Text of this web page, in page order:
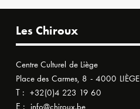
Les Chiroux
Centre Culturel de Liège
Place des Carmes, 8 - 4000 LIÈGE
T : +32(0)4 223 19 60
E : info@chiroux.be